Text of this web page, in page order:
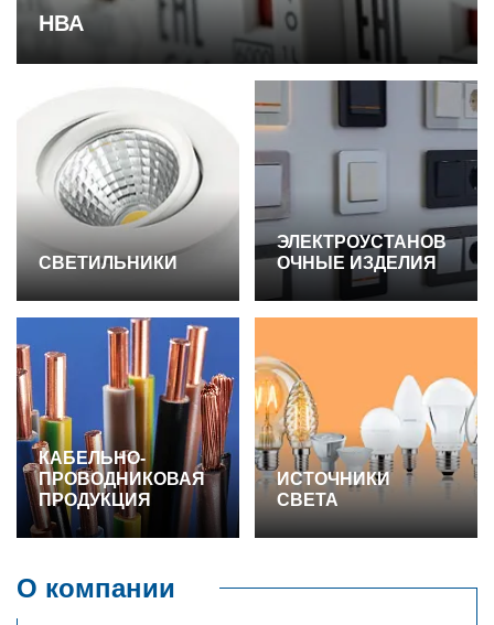
НВА
СВЕТИЛЬНИКИ
ЭЛЕКТРОУСТАНОВ
ОЧНЫЕ ИЗДЕЛИЯ
КАБЕЛЬНО-
ПРОВОДНИКОВАЯ
ПРОДУКЦИЯ
ИСТОЧНИКИ
СВЕТА
О компании